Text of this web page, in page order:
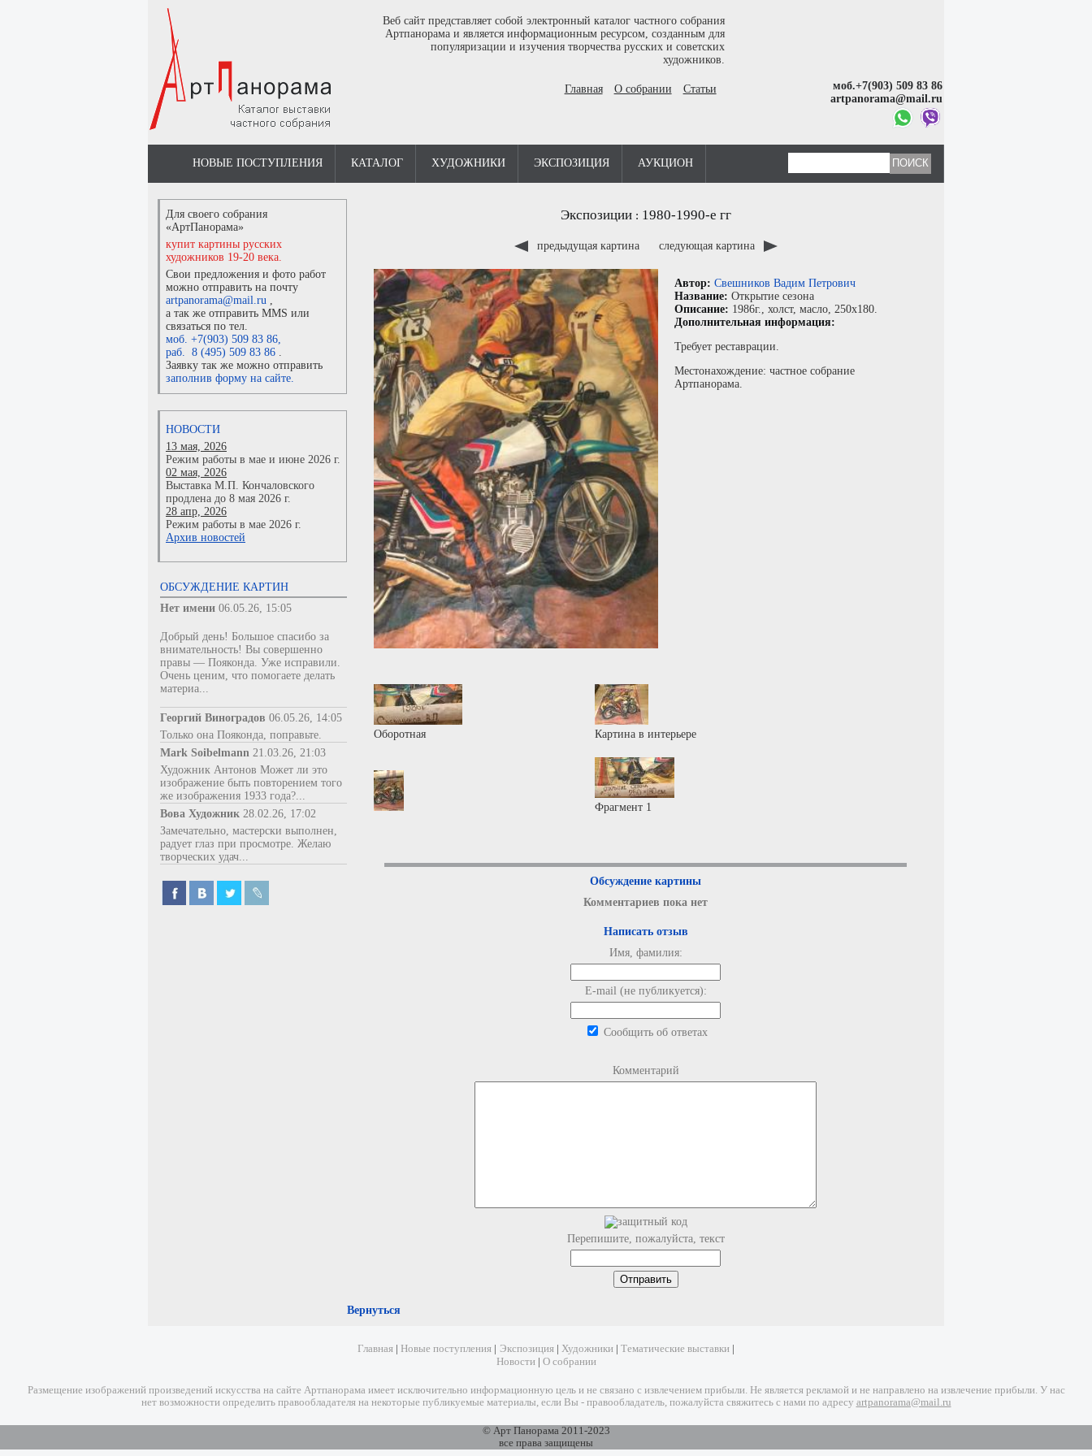
Веб сайт представляет собой электронный каталог частного собрания
Артпанорама и является информационным ресурсом, созданным для
популяризации и изучения творчества русских и советских
художников.
Главная О собрании Статьи
моб.+7(903) 509 83 86
artpanorama@mail.ru
НОВЫЕ ПОСТУПЛЕНИЯ КАТАЛОГ ХУДОЖНИКИ ЭКСПОЗИЦИЯ АУКЦИОН
Для своего собрания
«АртПанорама»
купит картины русских
художников 19-20 века.
Свои предложения и фото работ
можно отправить на почту
artpanorama@mail.ru ,
а так же отправить MMS или
связаться по тел.
моб. +7(903) 509 83 86,
раб. 8 (495) 509 83 86 .
Заявку так же можно отправить
заполнив форму на сайте.
НОВОСТИ
13 мая, 2026
Режим работы в мае и июне 2026 г.
02 мая, 2026
Выставка М.П. Кончаловского
продлена до 8 мая 2026 г.
28 апр, 2026
Режим работы в мае 2026 г.
Архив новостей
ОБСУЖДЕНИЕ КАРТИН
Нет имени 06.05.26, 15:05
Добрый день! Большое спасибо за
внимательность! Вы совершенно
правы — Пояконда. Уже исправили.
Очень ценим, что помогаете делать
материа...
Георгий Виноградов 06.05.26, 14:05
Только она Пояконда, поправьте.
Mark Soibelmann 21.03.26, 21:03
Художник Антонов Может ли это
изображение быть повторением того
же изображения 1933 года?...
Вова Художник 28.02.26, 17:02
Замечательно, мастерски выполнен,
радует глаз при просмотре. Желаю
творческих удач...
Экспозиции: 1980-1990-е гг
предыдущая картина следующая картина
Автор: Свешников Вадим Петрович
Название: Открытие сезона
Описание: 1986г., холст, масло, 250x180.
Дополнительная информация:
Требует реставрации.
Местонахождение: частное собрание
Артпанорама.
Оборотная Картина в интерьере
Фрагмент 1
Обсуждение картины
Комментариев пока нет
Написать отзыв
Имя, фамилия:
E-mail (не публикуется):
Сообщить об ответах
Комментарий
Перепишите, пожалуйста, текст
Вернуться
Главная Новые поступления Экспозиция Художники Тематические выставки
Новости| О собрании
Размещение изображений произведений искусства на сайте Артпанорама имеет исключительно информационную цель и не связано с извлечением прибыли. Не является рекламой и не направлено на извлечение прибыли. У нас
нет возможности определить правообладателя на некоторые публикуемые материалы, если Вы - правообладатель, пожалуйста свяжитесь с нами по адресу artpanorama@mail.ru
© Арт Панорама 2011-2023
все права защищены